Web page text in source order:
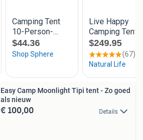
Easy Camp Moonlight Tipi tent - Zo goed
als nieuw
€ 100,00 Details